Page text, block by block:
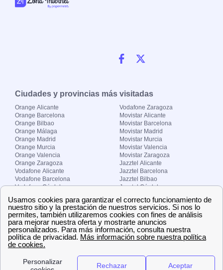
Ciudades y provincias más visitadas
Orange Alicante
Orange Barcelona
Orange Bilbao
Orange Málaga
Orange Madrid
Orange Murcia
Orange Valencia
Orange Zaragoza
Vodafone Alicante
Vodafone Barcelona
Vodafone Córdoba
Vodafone Madrid
Vodafone Murcia
Vodafone Valencia
Vodafone Zaragoza
Movistar Alicante
Movistar Barcelona
Movistar Madrid
Movistar Murcia
Movistar Valencia
Movistar Zaragoza
Jazztel Alicante
Jazztel Barcelona
Jazztel Bilbao
Jazztel Córdoba
Jazztel Málaga
Jazztel Valencia
Jazztel Zaragoza
Sobre Zona-internet.com
¿Quiénes somos?
El grupo papernest